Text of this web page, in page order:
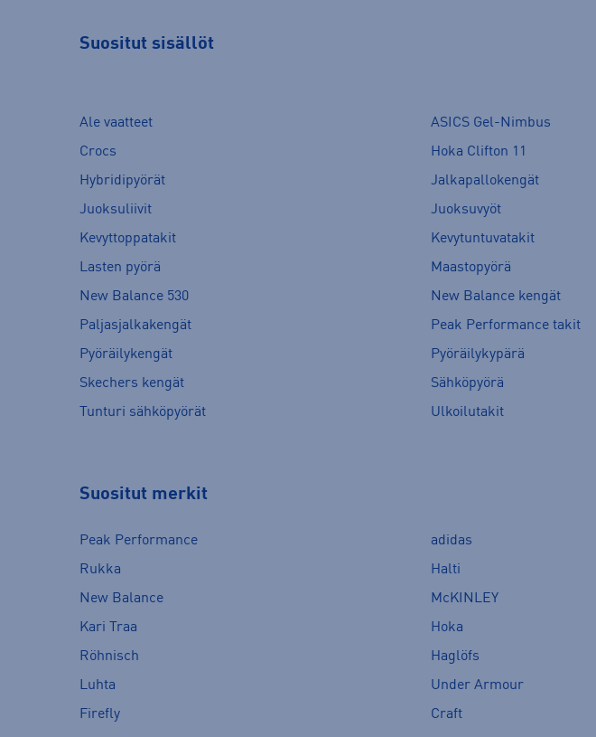
Suositut sisällöt
Ale vaatteet ASICS Gel-Nimbus
Crocs
Hoka Clifton 11
Hybridipyörät
Jalkapallokengät
Juoksuliivit
Juoksuvyöt
Kevyttoppatakit
Kevytuntuvatakit
Lasten pyörä
Maastopyörä
New Balance 530
New Balance kengät
Paljasjalkakengät
Peak Performance takit
Pyöräilykengät
Pyöräilykypärä
Skechers kengät
Sähköpyörä
Tunturi sähköpyörät
Ulkoilutakit
Suositut merkit
Peak Performance adidas
Rukka
Halti
New Balance
McKINLEY
Kari Traa
Hoka
Röhnisch
Haglöfs
Luhta
Under Armour
Firefly
Craft